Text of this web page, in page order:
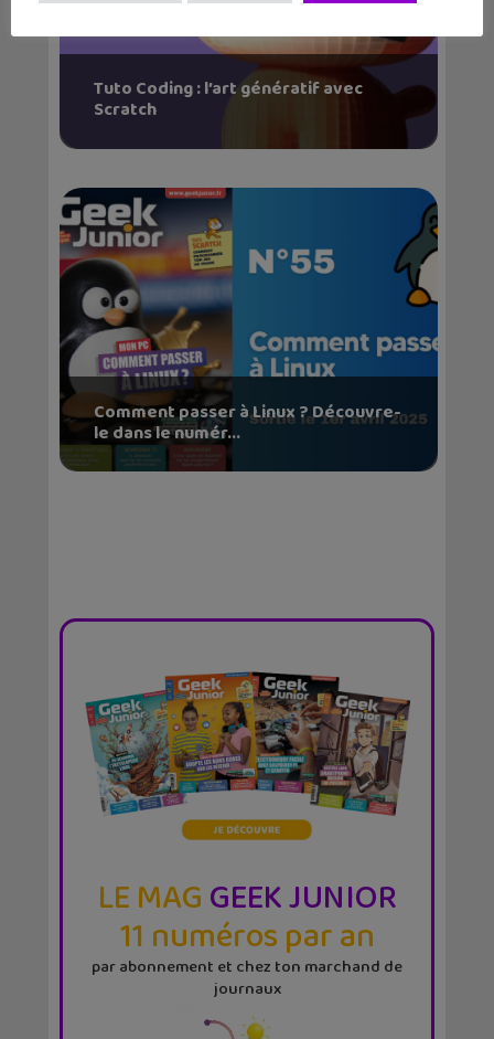
Tuto Coding : l’art génératif avec
Scratch
Comment passer à Linux ? Découvre-
le dans le numér...
LE MAGGEEK JUNIOR
11 numéros par an
par abonnement et chez ton marchand de
journaux